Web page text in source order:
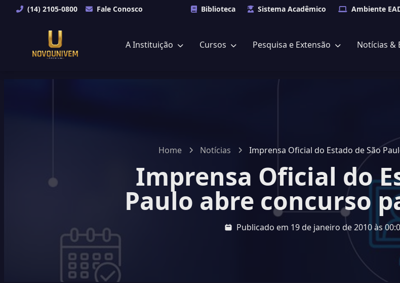
(14) 2105-0800 Fale Conosco Biblioteca Sistema Acadêmico Ambiente
A Instituição Cursos Pesquisa e Extensão Notícias &
Home Notícias Imprensa Oficial do Estado de São
Imprensa Oficial do
Paulo abre concurso
Publicado em 19 de janeiro de 2010 às